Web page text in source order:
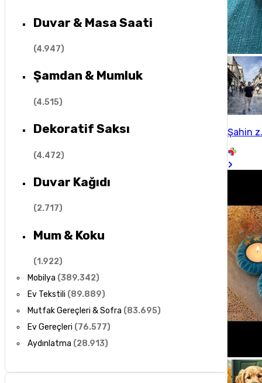
Duvar & Masa Saati
(4.947)
Şamdan & Mumluk
(4.515)
Dekoratif Saksı
(4.472)
Duvar Kağıdı
(2.717)
Mum & Koku
(1.922)
Mobilya (389.342)
Ev Tekstili (89.889)
Mutfak Gereçleri & Sofra (83.695)
Ev Gereçleri (76.577)
Aydınlatma (28.913)
Şahin